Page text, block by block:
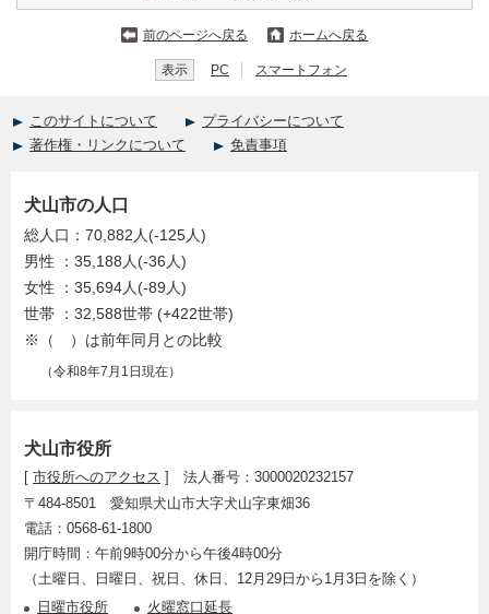
前のページへ戻る ホームへ戻る
表示 PC スマートフォン
このサイトについて
プライバシーについて
著作権・リンクについて
免責事項
犬山市役所
[ 市役所へのアクセス ] 法人番号：3000020232157
〒484-8501 愛知県犬山市大字犬山字東畑36
電話：0568-61-1800
開庁時間：午前9時00分から午後4時00分
（土曜日、日曜日、祝日、休日、12月29日から1月3日を除く）
日曜市役所
火曜窓口延長
犬山市の人口
総人口：70,882人(-125人)
男性 ：35,188人(-36人)
女性 ：35,694人(-89人)
世帯 ：32,588世帯 (+422世帯)
※（ ）は前年同月との比較
（令和8年7月1日現在）